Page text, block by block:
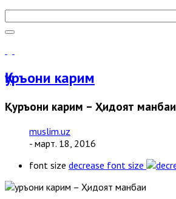
Қуръони карим
Қуръони карим – Ҳидоят манбаи
muslim.uz
- март. 18, 2016
font size decrease font size